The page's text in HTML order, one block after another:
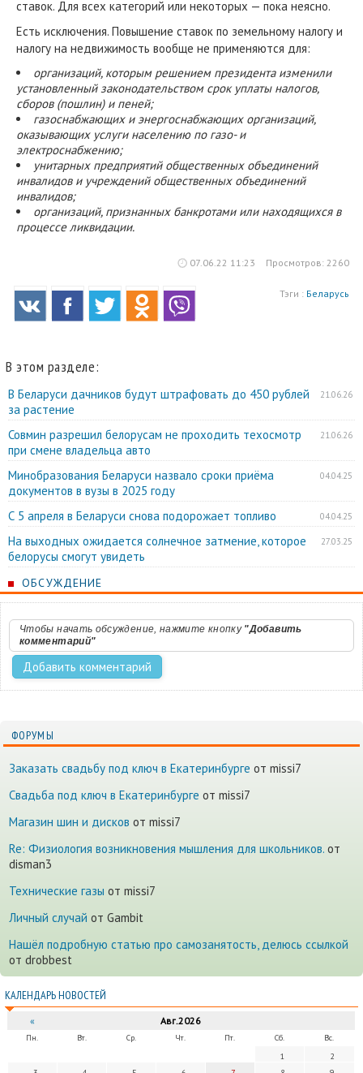
ставок. Для всех категорий или некоторых — пока неясно.
Есть исключения. Повышение ставок по земельному налогу и
налогу на недвижимость вообще не применяются для:
организаций, которым решением президента изменили
установленный законодательством срок уплаты налогов,
сборов (пошлин) и пеней;
газоснабжающих и энергоснабжающих организаций,
оказывающих услуги населению по газо- и
электроснабжению;
унитарных предприятий общественных объединений
инвалидов и учреждений общественных объединений
инвалидов;
организаций, признанных банкротами или находящихся в
процессе ликвидации.
07.06.22 11:23 Просмотров: 2260
Тэги : Беларусь
В этом разделе:
21.06.26
В Беларуси дачников будут штрафовать до 450 рублей
за растение
21.06.26
Совмин разрешил белорусам не проходить техосмотр
при смене владельца авто
04.04.25
Минобразования Беларуси назвало сроки приёма
документов в вузы в 2025 году
04.04.25
С 5 апреля в Беларуси снова подорожает топливо
27.03.25
На выходных ожидается солнечное затмение, которое
белорусы смогут увидеть
ОБСУЖДЕНИЕ
Чтобы начать обсуждение, нажмите кнопку "Добавить
комментарий"
ФОРУМЫ
Заказать свадьбу под ключ в Екатеринбурге от missi7
Cвадьба под ключ в Екатеринбурге от missi7
Магазин шин и дисков от missi7
Re: Физиология возникновения мышления для школьников. от
disman3
Технические газы от missi7
Личный случай от Gambit
Нашёл подробную статью про самозанятость, делюсь ссылкой
от drobbest
КАЛЕНДАРЬ НОВОСТЕЙ
« Авг.2026
Пн. Вт. Ср. Чт. Пт. Сб.
Вс.
1
2